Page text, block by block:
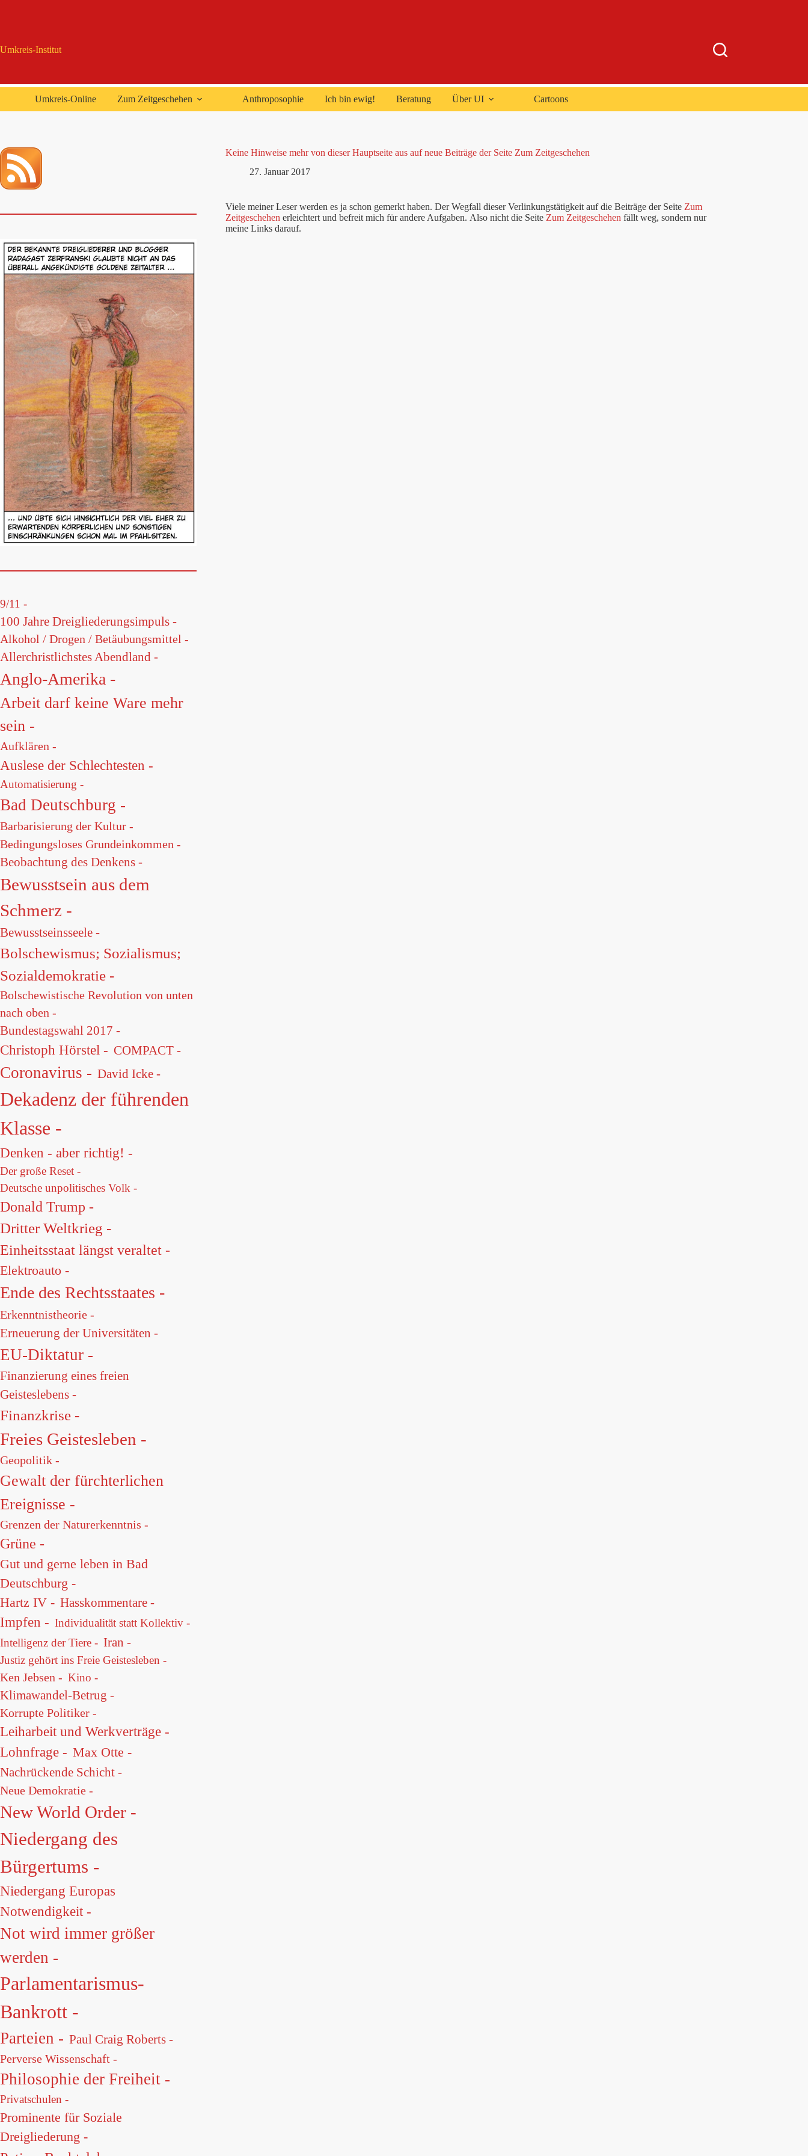
Umkreis-Institut
Umkreis-Online Zum Zeitgeschehen Anthroposophie Ich bin ewig! Beratung Über UI Cartoons
Keine Hinweise mehr von dieser Hauptseite aus auf neue Beiträge der Seite Zum Zeitgeschehen
27. Januar 2017
Viele meiner Leser werden es ja schon gemerkt haben. Der Wegfall dieser Verlinkungstätigkeit auf die Beiträge der Seite Zum
Zeitgeschehen erleichtert und befreit mich für andere Aufgaben. Also nicht die Seite Zum Zeitgeschehen fällt weg, sondern nur
meine Links darauf.
9/11 -
100 Jahre Dreigliederungsimpuls -
Alkohol / Drogen / Betäubungsmittel -
Allerchristlichstes Abendland -
Anglo-Amerika -
Arbeit darf keine Ware mehr
sein -
Aufklären -
Auslese der Schlechtesten -
Automatisierung -
Bad Deutschburg -
Barbarisierung der Kultur -
Bedingungsloses Grundeinkommen -
Beobachtung des Denkens -
Bewusstsein aus dem
Schmerz -
Bewusstseinsseele -
Bolschewismus; Sozialismus;
Sozialdemokratie -
Bolschewistische Revolution von unten
nach oben -
Bundestagswahl 2017 -
Christoph Hörstel - COMPACT -
Coronavirus - David Icke -
Dekadenz der führenden
Klasse -
Denken - aber richtig! -
Der große Reset -
Deutsche unpolitisches Volk -
Donald Trump -
Dritter Weltkrieg -
Einheitsstaat längst veraltet -
Elektroauto -
Ende des Rechtsstaates -
Erkenntnistheorie -
Erneuerung der Universitäten -
EU-Diktatur -
Finanzierung eines freien
Geisteslebens -
Finanzkrise -
Freies Geistesleben -
Geopolitik -
Gewalt der fürchterlichen
Ereignisse -
Grenzen der Naturerkenntnis -
Grüne -
Gut und gerne leben in Bad
Deutschburg -
Hartz IV - Hasskommentare -
Impfen - Individualität statt Kollektiv -
Intelligenz der Tiere - Iran -
Justiz gehört ins Freie Geistesleben -
Ken Jebsen - Kino -
Klimawandel-Betrug -
Korrupte Politiker -
Leiharbeit und Werkverträge -
Lohnfrage - Max Otte -
Nachrückende Schicht -
Neue Demokratie -
New World Order -
Niedergang des
Bürgertums -
Niedergang Europas
Notwendigkeit -
Not wird immer größer
werden -
Parlamentarismus-
Bankrott -
Parteien - Paul Craig Roberts -
Perverse Wissenschaft -
Philosophie der Freiheit -
Privatschulen -
Prominente für Soziale
Dreigliederung -